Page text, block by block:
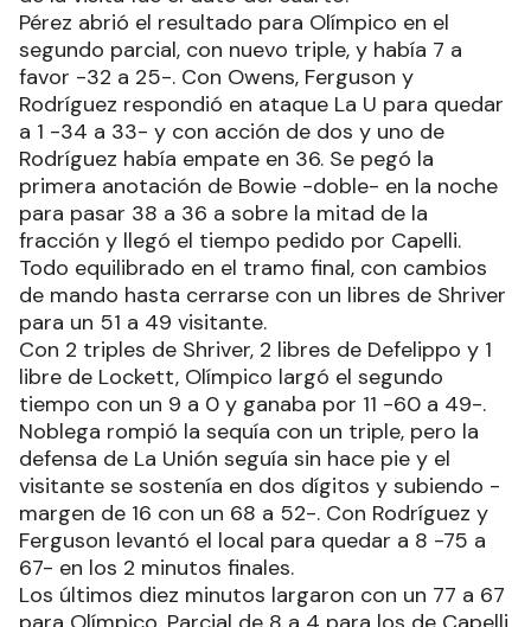
Pérez abrió el resultado para Olímpico en el
segundo parcial, con nuevo triple, y había 7 a
favor -32 a 25-. Con Owens, Ferguson y
Rodríguez respondió en ataque La U para quedar
a 1 -34 a 33- y con acción de dos y uno de
Rodríguez había empate en 36. Se pegó la
primera anotación de Bowie -doble- en la noche
para pasar 38 a 36 a sobre la mitad de la
fracción y llegó el tiempo pedido por Capelli.
Todo equilibrado en el tramo final, con cambios
de mando hasta cerrarse con un libres de Shriver
para un 51 a 49 visitante.
Con 2 triples de Shriver, 2 libres de Defelippo y 1
libre de Lockett, Olímpico largó el segundo
tiempo con un 9 a 0 y ganaba por 11 -60 a 49-.
Noblega rompió la sequía con un triple, pero la
defensa de La Unión seguía sin hace pie y el
visitante se sostenía en dos dígitos y subiendo -
margen de 16 con un 68 a 52-. Con Rodríguez y
Ferguson levantó el local para quedar a 8 -75 a
67- en los 2 minutos finales.
Los últimos diez minutos largaron con un 77 a 67